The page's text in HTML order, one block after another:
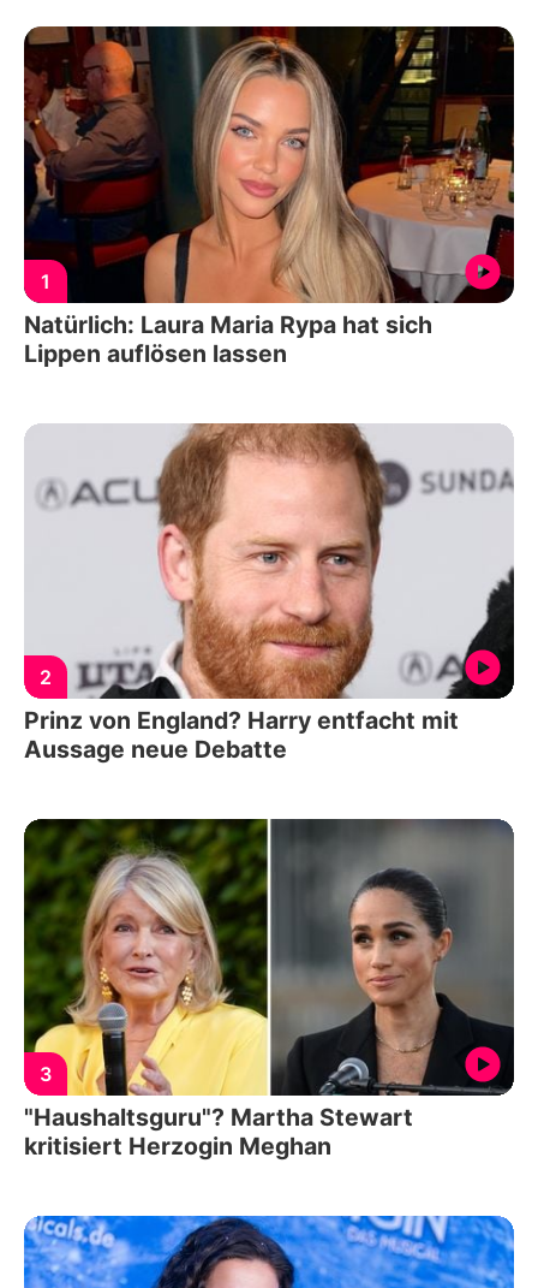
1
Natürlich: Laura Maria Rypa hat sich
Lippen auflösen lassen
2
Prinz von England? Harry entfacht mit
Aussage neue Debatte
3
"Haushaltsguru"? Martha Stewart
kritisiert Herzogin Meghan